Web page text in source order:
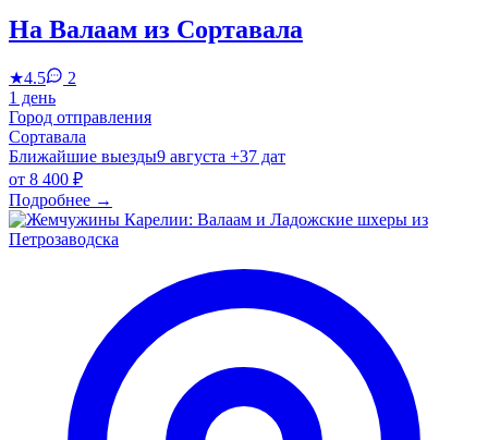
На Валаам из Сортавала
★4.5
2
1 день
Город отправления
Сортавала
Ближайшие выезды9 августа +37 дат
от 8 400 ₽
Подробнее →